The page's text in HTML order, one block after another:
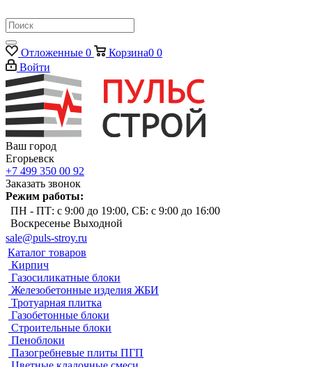
Отложенные 0 Корзина0 0
Войти
Ваш город
Егорьевск
+7 499 350 00 92
Заказать звонок
Режим работы:
ПН - ПТ: с 9:00 до 19:00, СБ: с 9:00 до 16:00
Воскресенье Выходной
sale@puls-stroy.ru
Каталог товаров
Кирпич
Газосиликатные блоки
Железобетонные изделия ЖБИ
Тротуарная плитка
Газобетонные блоки
Строительные блоки
Пеноблоки
Пазогребневые плиты ПГП